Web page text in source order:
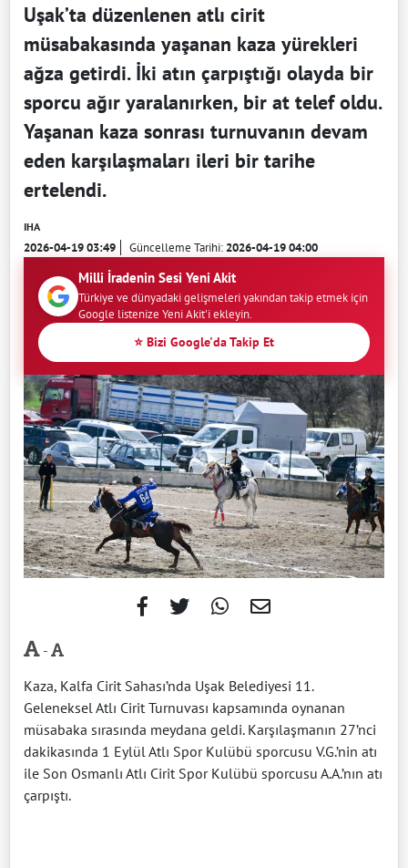
Uşak’ta düzenlenen atlı cirit
müsabakasında yaşanan kaza yürekleri
ağza getirdi. İki atın çarpıştığı olayda bir
sporcu ağır yaralanırken, bir at telef oldu.
Yaşanan kaza sonrası turnuvanın devam
eden karşılaşmaları ileri bir tarihe
ertelendi.
IHA
2026-04-19 03:49 Güncelleme Tarihi:2026-04-19 04:00
Milli İradenin Sesi Yeni Akit
Türkiye ve dünyadaki gelişmeleri yakından takip etmek için
Google listenize Yeni Akit'i ekleyin.
⭐ Bizi Google'da Takip Et
-
Kaza, Kalfa Cirit Sahası’nda Uşak Belediyesi 11.
Geleneksel Atlı Cirit Turnuvası kapsamında oynanan
müsabaka sırasında meydana geldi. Karşılaşmanın 27’nci
dakikasında 1 Eylül Atlı Spor Kulübü sporcusu V.G.’nin atı
ile Son Osmanlı Atlı Cirit Spor Kulübü sporcusu A.A.’nın atı
çarpıştı.